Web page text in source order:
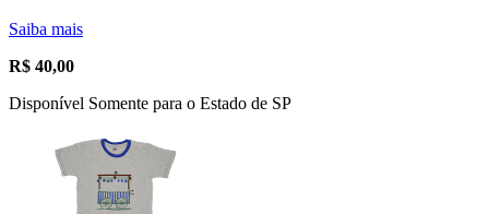
Saiba mais
R$ 40,00
Disponível Somente para o Estado de SP